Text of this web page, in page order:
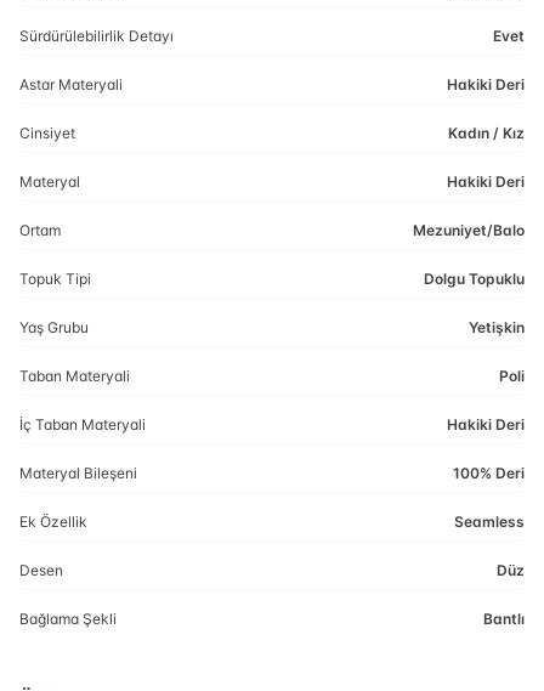
Sürdürülebilirlik Detayı Evet
Astar Materyali Hakiki Deri
Cinsiyet Kadın / Kız
Materyal Hakiki Deri
Ortam Mezuniyet/Balo
Topuk Tipi Dolgu Topuklu
Yaş Grubu Yetişkin
Taban Materyali Poli
İç Taban Materyali Hakiki Deri
Materyal Bileşeni 100% Deri
Ek Özellik Seamless
Desen Düz
Bağlama Şekli Bantlı